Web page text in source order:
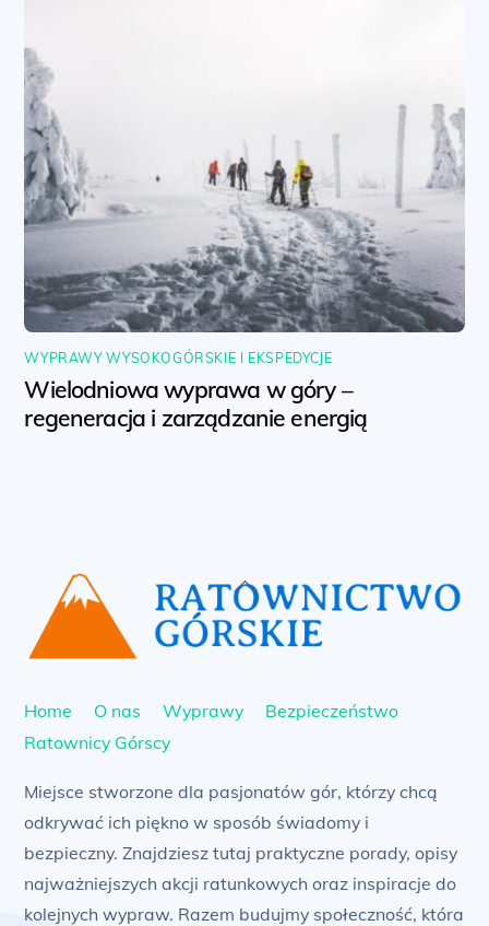
WYPRAWY WYSOKOGÓRSKIE I EKSPEDYCJE
Wielodniowa wyprawa w góry –
regeneracja i zarządzanie energią
Back
To
Top
Home O nas Wyprawy
Bezpieczeństwo
Ratownicy Górscy
Miejsce stworzone dla pasjonatów gór, którzy chcą
odkrywać ich piękno w sposób świadomy i
bezpieczny. Znajdziesz tutaj praktyczne porady, opisy
najważniejszych akcji ratunkowych oraz inspiracje do
kolejnych wypraw. Razem budujmy społeczność, która